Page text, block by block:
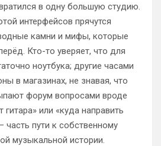
в одну большую студию.
интерфейсов прячутся
камни и мифы, которые
Кто-то уверяет, что для
ноутбука; другие часами
в магазинах, не знавая, что
форум вопросами вроде
или «куда направить
пути к собственному
музыкальной истории.